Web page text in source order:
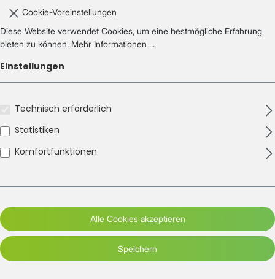
Cookie-Voreinstellungen
Diese Website verwendet Cookies, um eine bestmögliche Erfahrung
bieten zu können. Mehr Informationen ...
Einstellungen
Technisch erforderlich
Statistiken
Komfortfunktionen
Alle Cookies akzeptieren
Speichern